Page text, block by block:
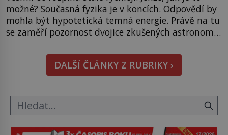
možné? Současná fyzika je v koncích. Odpovědí by
mohla být hypotetická temná energie. Právě na tu
se zaměří pozornost dvojice zkušených astronomů.
hmatatelnějšího. Naprosto rekordní kometu!
Astronomové Pedro Bernardinelli a Gary Bernstein
mravenčí prací zkoumají archivní snímky v rámci
DALŠÍ ČLÁNKY Z RUBRIKY ›